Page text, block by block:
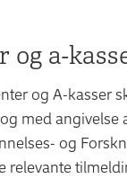
og a-
og A-kasser
med angivelse
og
relevante